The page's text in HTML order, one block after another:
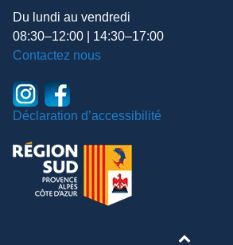
Du lundi au vendredi
08:30–12:00 | 14:30–17:00
Contactez nous
Déclaration d’accessibilité